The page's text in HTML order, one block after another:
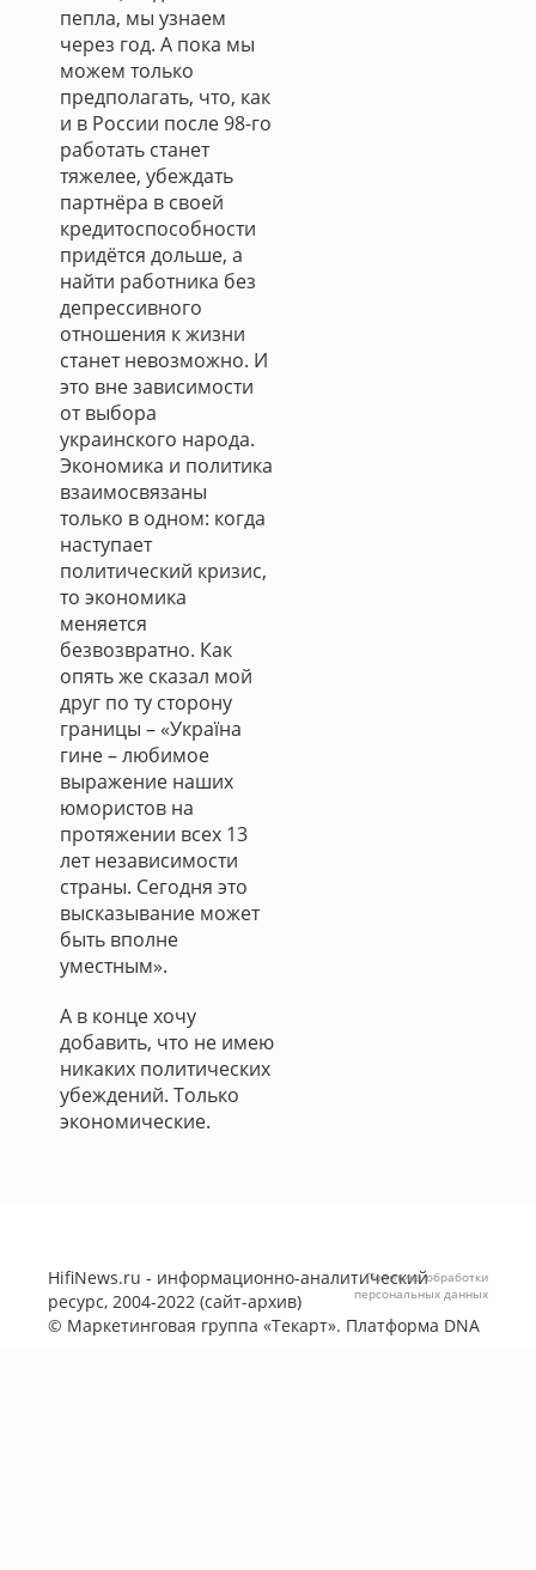
пепла, мы узнаем
через год. А пока мы
можем только
предполагать, что, как
и в России после 98-го
работать станет
тяжелее, убеждать
партнёра в своей
кредитоспособности
придётся дольше, а
найти работника без
депрессивного
отношения к жизни
станет невозможно. И
это вне зависимости
от выбора
украинского народа.
Экономика и политика
взаимосвязаны
только в одном: когда
наступает
политический кризис,
то экономика
меняется
безвозвратно. Как
опять же сказал мой
друг по ту сторону
границы – «Україна
гине – любимое
выражение наших
юмористов на
протяжении всех 13
лет независимости
страны. Сегодня это
высказывание может
быть вполне
уместным».
А в конце хочу
добавить, что не имею
никаких политических
убеждений. Только
экономические.
HifiNews.ru - информационно-аналитический
ресурс, 2004-2022 (сайт-архив)
© Маркетинговая группа «Текарт». Платформа DNA
Политика обработки
персональных данных